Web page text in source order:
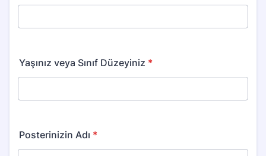
Yaşınız veya Sınıf Düzeyiniz *
Posterinizin Adı *